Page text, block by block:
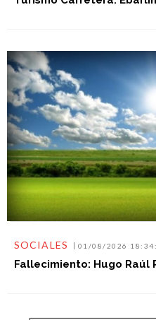
SOCIALES 01/08/2026
Fallecimiento: Hugo Raúl